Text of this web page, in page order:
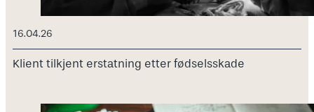
16.04.26
Klient tilkjent erstatning etter fødselsskade